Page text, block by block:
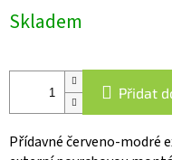
cena:
Skladem
Přidat
Přídavné červeno-modré